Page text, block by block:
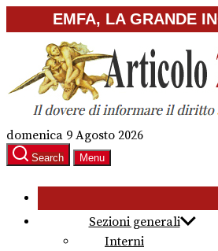
to
content
EMFA, LA GRANDE
domenica 9 Agosto 2026
Search Menu
Sezioni generali
Interni